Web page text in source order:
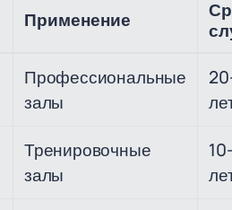
Применение
Профессиональные
залы
Тренировочные
залы